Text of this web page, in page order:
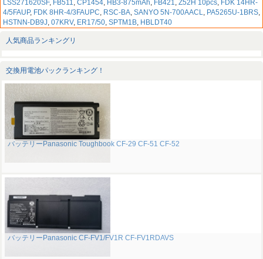
LSS271620SF, FB511, CP1454, HB3-875mAh, FB421, Z52H 10pcs, FDK 14HR-
4/5FAUP, FDK 8HR-4/3FAUPC, RSC-BA, SANYO 5N-700AACL, PA5265U-1BRS,
HSTNN-DB9J, 07KRV, ER17/50, SPTM1B, HBLDT40
人気商品ランキングリ
交換用電池パックランキング！
バッテリーPanasonic Toughbook CF-29 CF-51 CF-52
バッテリーPanasonic CF-FV1/FV1R CF-FV1RDAVS